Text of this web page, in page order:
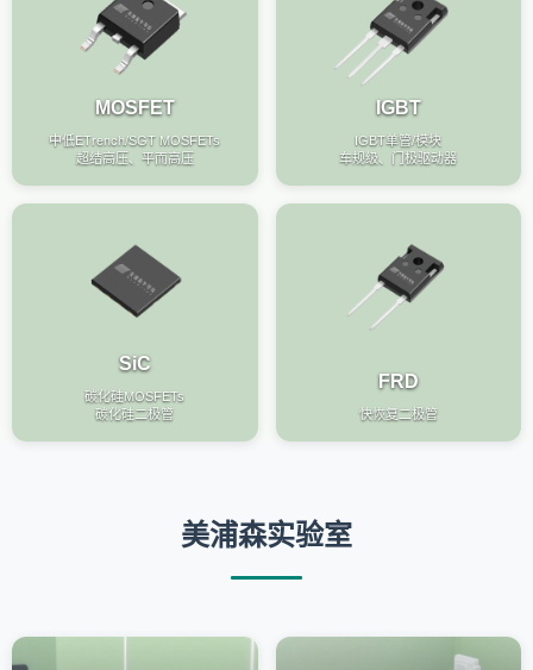
MOSFET
中低ETrench/SGT MOSFETs
超结高压、平而高压
IGBT
IGBT单管/模块
车规级、门极驱动器
SiC
碳化硅MOSFETs
碳化硅二极管
FRD
快恢复二极管
美浦森实验室